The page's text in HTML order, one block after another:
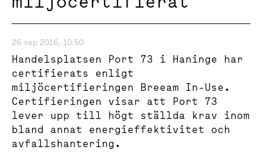
26 sep 2016, 10:50
Handelsplatsen Port 73 i Haninge har
certifierats enligt
miljöcertifieringen Breeam In-Use.
Certifieringen visar att Port 73
lever upp till högt ställda krav inom
bland annat energieffektivitet och
avfallshantering.